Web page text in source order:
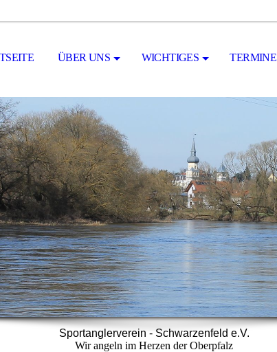
ÜBER UNS WICHTIGES TERMINE
Sportanglerverein - Schwarzenfeld e.V.
Wir angeln im Herzen der Oberpfalz